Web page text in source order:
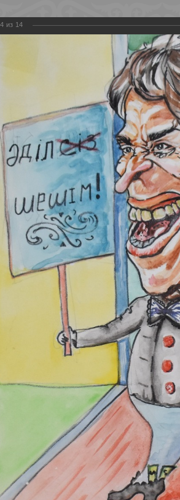
Главная
2023
из 14